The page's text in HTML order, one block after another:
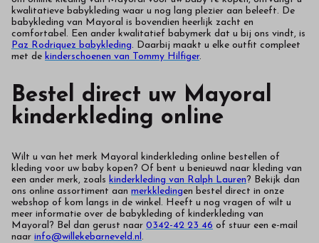
kwalitatieve babykleding waar u nog lang plezier aan beleeft. De
babykleding van Mayoral is bovendien heerlijk zacht en
comfortabel. Een ander kwalitatief babymerk dat u bij ons vindt, is
Paz Rodriquez babykleding. Daarbij maakt u elke outfit compleet
met de kinderschoenen van Tommy Hilfiger.
Bestel direct uw Mayoral
kinderkleding online
Wilt u van het merk Mayoral kinderkleding online bestellen of
kleding voor uw baby kopen? Of bent u benieuwd naar kleding van
een ander merk, zoals kinderkleding van Ralph Lauren? Bekijk dan
ons online assortiment aan merkkledingen bestel direct in onze
webshop of kom langs in de winkel. Heeft u nog vragen of wilt u
meer informatie over de babykleding of kinderkleding van
Mayoral? Bel dan gerust naar 0342-42 23 46 of stuur een e-mail
naar info@willekebarneveld.nl .